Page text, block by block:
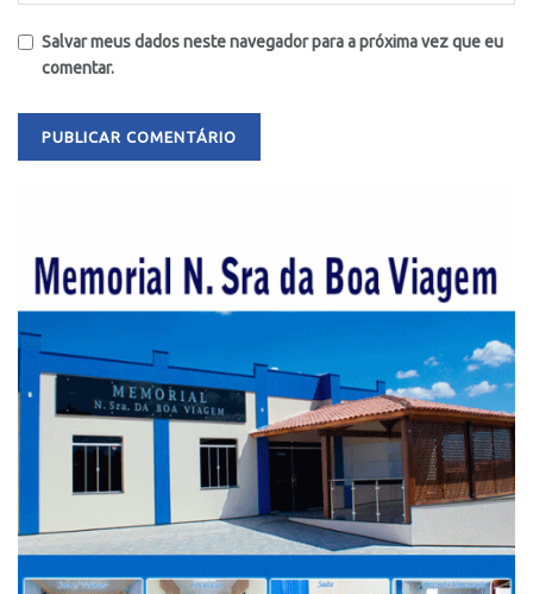
Salvar meus dados neste navegador para a próxima vez que eu
comentar.